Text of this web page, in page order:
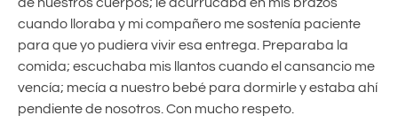
cuando lloraba y mi compañero me sostenía paciente
para que yo pudiera vivir esa entrega. Preparaba la
comida; escuchaba mis llantos cuando el cansancio me
vencía; mecía a nuestro bebé para dormirle y estaba ahí
pendiente de nosotros. Con mucho respeto.